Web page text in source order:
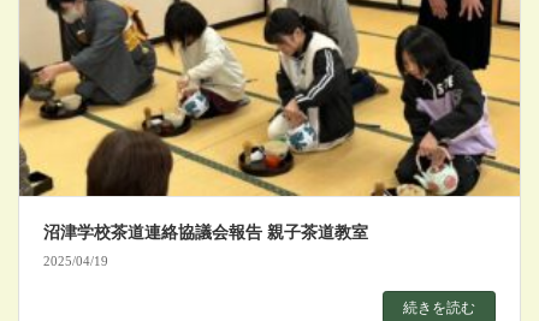
沼津学校茶道連絡協議会報告 親子茶道教室
2025/04/19
続きを読む